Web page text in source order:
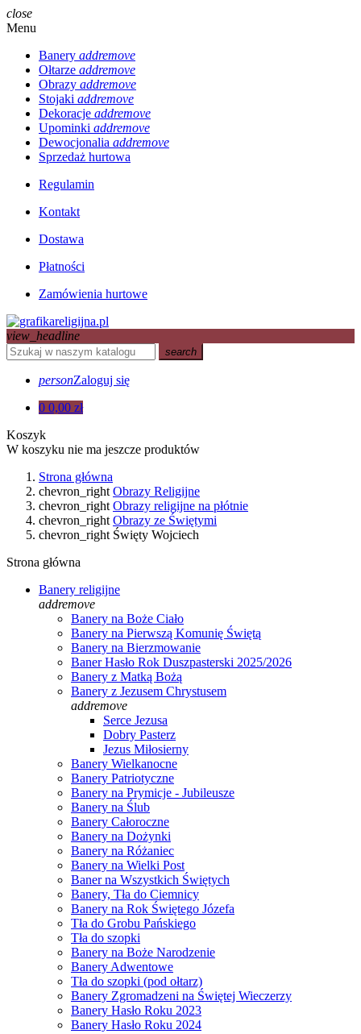
close
Menu
Banery addremove
Ołtarze addremove
Obrazy addremove
Stojaki addremove
Dekoracje addremove
Upominki addremove
Dewocjonalia addremove
Sprzedaż hurtowa
Regulamin
Kontakt
Dostawa
Płatności
Zamówienia hurtowe
view_headline
search
personZaloguj się
0 0,00 zł
Koszyk
W koszyku nie ma jeszcze produktów
Strona główna
chevron_right Obrazy Religijne
chevron_right Obrazy religijne na płótnie
chevron_right Obrazy ze Świętymi
chevron_right Święty Wojciech
Strona główna
Banery religijne
addremove
Banery na Boże Ciało
Banery na Pierwszą Komunię Świętą
Banery na Bierzmowanie
Baner Hasło Rok Duszpasterski 2025/2026
Banery z Matką Bożą
Banery z Jezusem Chrystusem
addremove
Serce Jezusa
Dobry Pasterz
Jezus Miłosierny
Banery Wielkanocne
Banery Patriotyczne
Banery na Prymicje - Jubileusze
Banery na Ślub
Banery Całoroczne
Banery na Dożynki
Banery na Różaniec
Banery na Wielki Post
Baner na Wszystkich Świętych
Banery, Tła do Ciemnicy
Banery na Rok Świętego Józefa
Tła do Grobu Pańskiego
Tła do szopki
Banery na Boże Narodzenie
Banery Adwentowe
Tła do szopki (pod ołtarz)
Banery Zgromadzeni na Świętej Wieczerzy
Banery Hasło Roku 2023
Banery Hasło Roku 2024